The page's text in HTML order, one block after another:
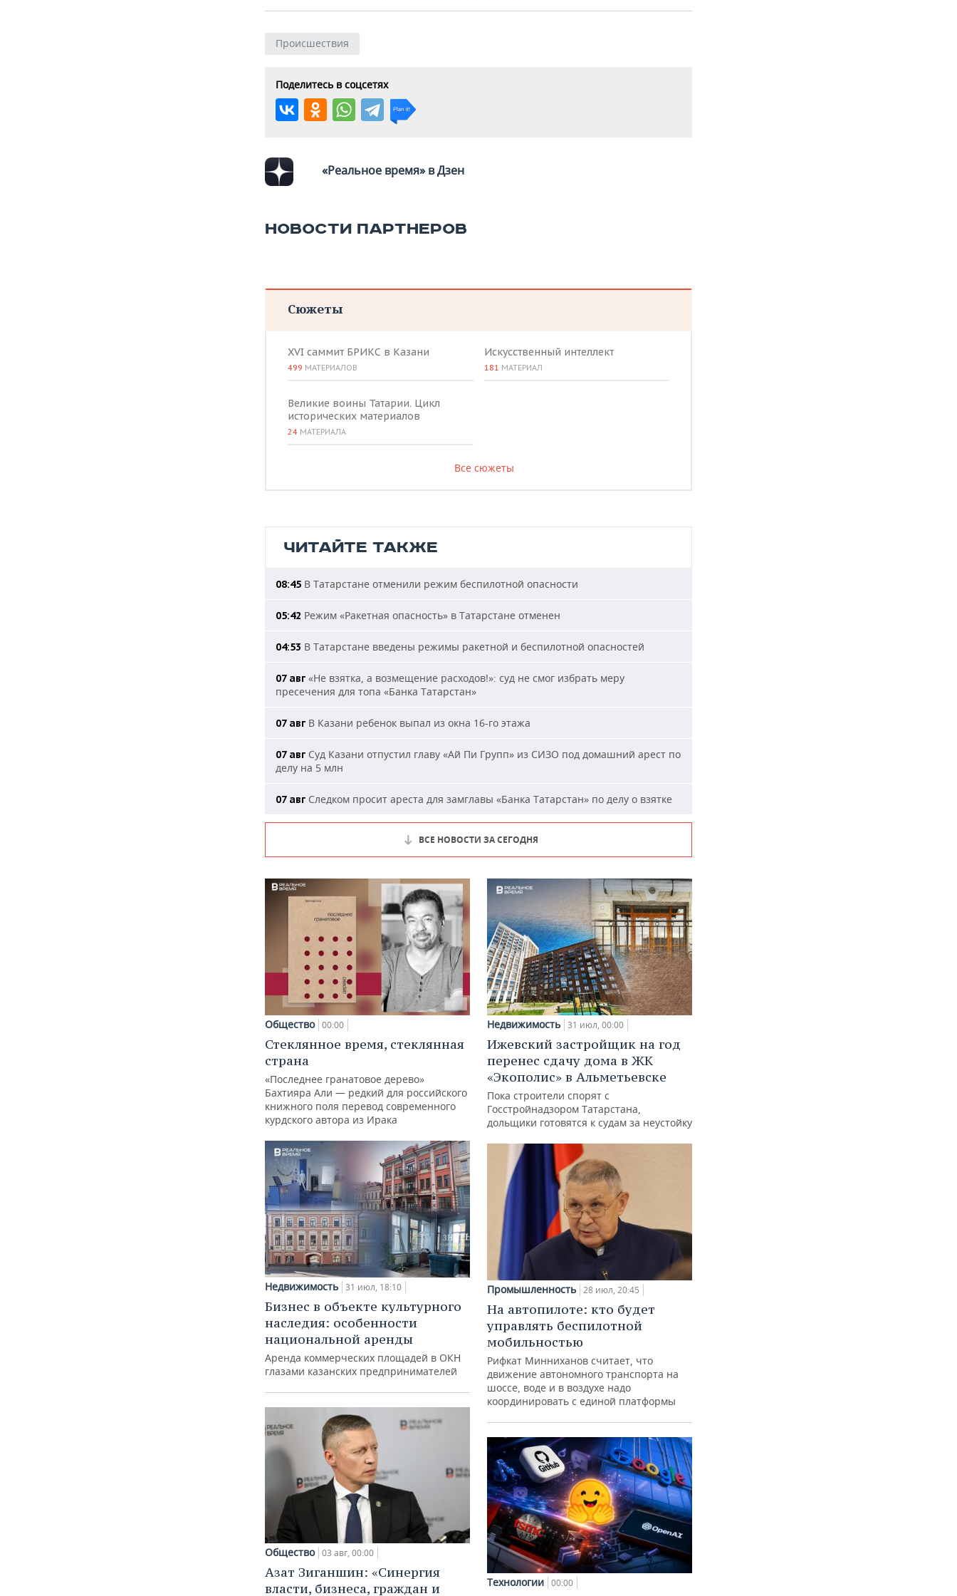
Происшествия
Поделитесь в соцсетях
«Реальное время» в Дзен
НОВОСТИ ПАРТНЕРОВ
Сюжеты
XVI саммит БРИКС в Казани
499 МАТЕРИАЛОВ
Великие воины Татарии. Цикл
исторических материалов
24 МАТЕРИАЛА
Искусственный интеллект
181 МАТЕРИАЛ
Все сюжеты
ЧИТАЙТЕ ТАКЖЕ
08:45 В Татарстане отменили режим беспилотной опасности
05:42 Режим «Ракетная опасность» в Татарстане отменен
04:53 В Татарстане введены режимы ракетной и беспилотной опасностей
07 авг «Не взятка, а возмещение расходов!»: суд не смог избрать меру
пресечения для топа «Банка Татарстан»
07 авг В Казани ребенок выпал из окна 16-го этажа
07 авг Суд Казани отпустил главу «Ай Пи Групп» из СИЗО под домашний арест по
делу на 5 млн
07 авг Следком просит ареста для замглавы «Банка Татарстан» по делу о взятке
ВСЕ НОВОСТИ ЗА СЕГОДНЯ
Общество 00:00
Стеклянное время, стеклянная
страна
«Последнее гранатовое дерево»
Бахтияра Али — редкий для российского
книжного поля перевод современного
курдского автора из Ирака
Недвижимость 31 июл, 18:10
Бизнес в объекте культурного
наследия: особенности
национальной аренды
Аренда коммерческих площадей в ОКН
глазами казанских предпринимателей
Общество 03 авг, 00:00
Азат Зиганшин: «Синергия
власти, бизнеса, граждан и
Недвижимость 31 июл, 00:00
Ижевский застройщик на год
перенес сдачу дома в ЖК
«Экополис» в Альметьевске
Пока строители спорят с
Госстройнадзором Татарстана,
дольщики готовятся к судам за неустойку
Промышленность 28 июл, 20:45
На автопилоте: кто будет
управлять беспилотной
мобильностью
Рифкат Минниханов считает, что
движение автономного транспорта на
шоссе, воде и в воздухе надо
координировать с единой платформы
Технологии 00:00